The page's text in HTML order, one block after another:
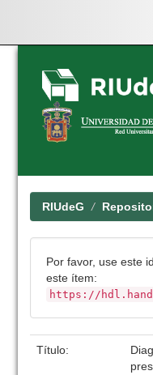
Skip
navigation
RIUdeG
Por favor, use este
este ítem:
https://
Título: